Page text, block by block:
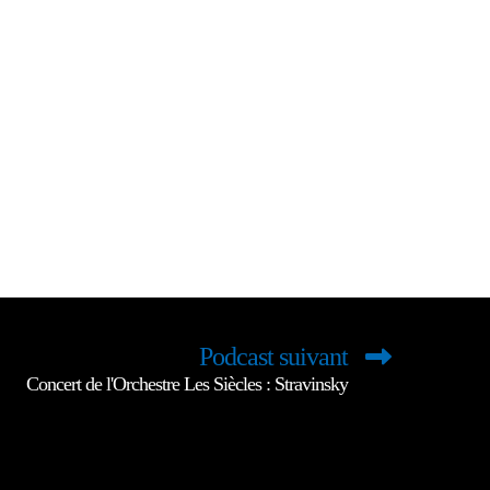
Podcast suivant
Concert de l'Orchestre Les Siècles : Stravinsky